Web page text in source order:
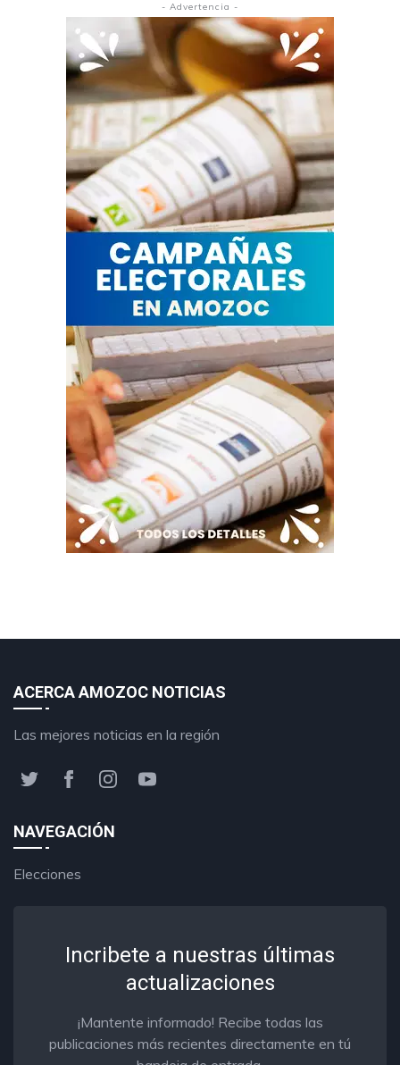
- Advertencia -
ACERCA AMOZOC NOTICIAS
Las mejores noticias en la región
NAVEGACIÓN
Elecciones
Incribete a nuestras últimas
actualizaciones
¡Mantente informado! Recibe todas las
publicaciones más recientes directamente en tú